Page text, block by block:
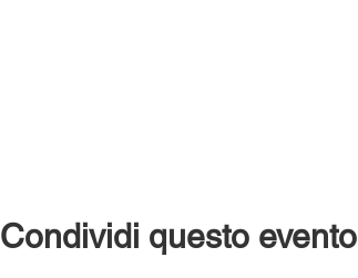
Condividi questo evento